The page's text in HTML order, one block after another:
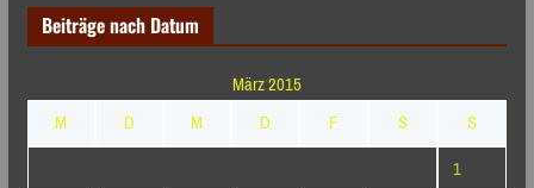
Beiträge nach Datum
März 2015
M
D M D F S
S
1